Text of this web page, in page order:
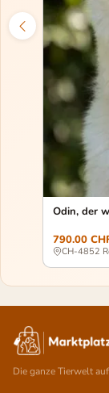
Odin, der
790.00
CH-4852
Die ganze Tierwelt